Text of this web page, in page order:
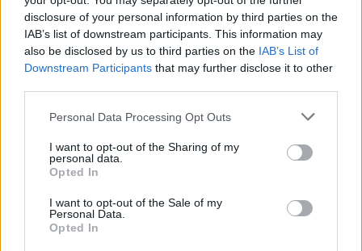
disclosure of your personal information by third parties on the
IAB’s list of downstream participants. This information may
also be disclosed by us to third parties on the IAB’s List of
Downstream Participants that may further disclose it to other
Personal Data Processing Opt Outs
I want to opt-out of the Sharing of my
personal data.
Opted In
I want to opt-out of the Sale of my
Personal Data.
Opted In